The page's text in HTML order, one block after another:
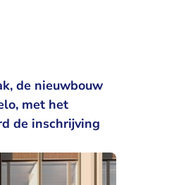
de nieuwbouw
met het
de inschrijving